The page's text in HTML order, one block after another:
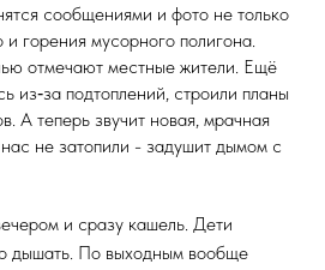
сообщениями и фото не только
горения мусорного полигона.
отмечают местные жители. Ещё
из‑за подтоплений, строили планы
А теперь звучит новая, мрачная
не затопили - задушит дымом с
и сразу кашель. Дети
дышать. По выходным вообще